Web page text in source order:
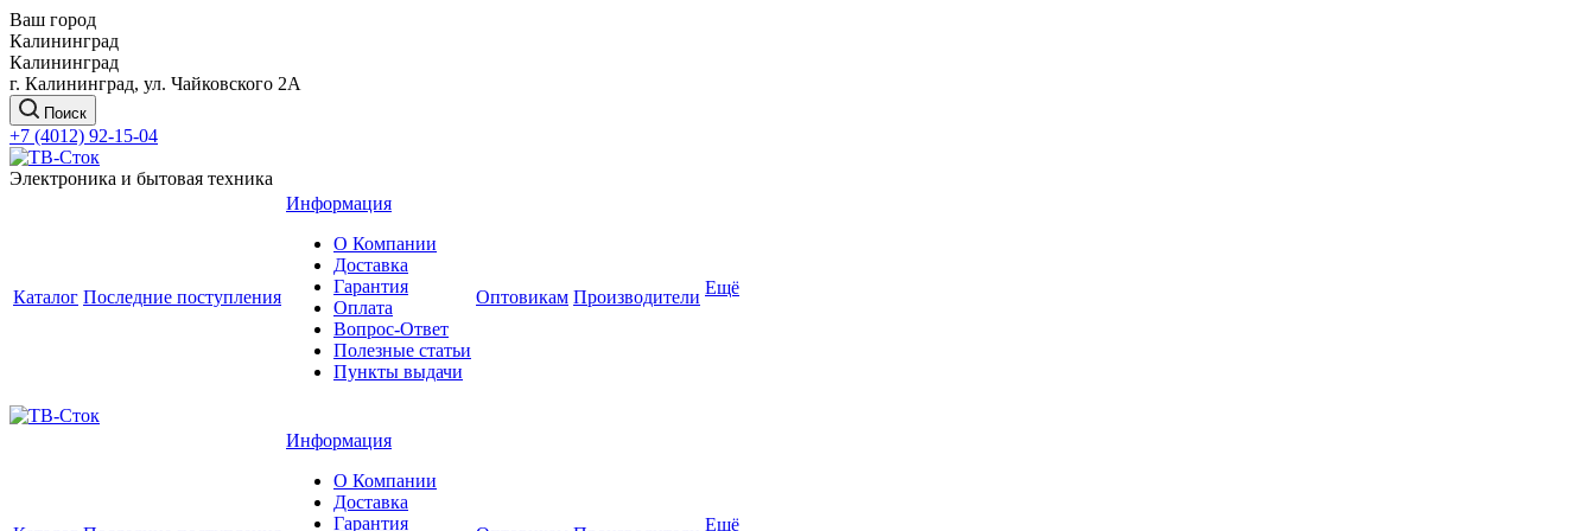
Ваш город
Калининград
Калининград
г. Калининград, ул. Чайковского 2А
Поиск
+7 (4012) 92-15-04
Электроника и бытовая техника
Каталог Последние поступления
Информация
О Компании
Доставка
Гарантия
Оплата
Вопрос-Ответ
Полезные статьи
Пункты выдачи
Оптовикам Производители Ещё
Информация
О Компании
Доставка
Гарантия
Ещё